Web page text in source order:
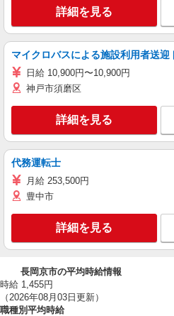
詳細を見る
マイクロバスによる施設利用者送迎
日給 10,900円〜10,900円
神戸市須磨区
詳細を見る
代務運転士
月給 253,500円
豊中市
詳細を見る
長岡京市の平均時給情報
時給 1,455円
（2026年08月03日更新）
職種別平均時給